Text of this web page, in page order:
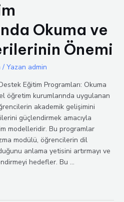
Okuma ve
Önemi
/ Yazan admin
Eğitim Programları: Okuma
öğretim kurumlarında uygulanan
akademik gelişimini
güçlendirmek amacıyla
modelleridir. Bu programlar
modülü, öğrencilerin dil
anlama yetisini artırmayı ve
hedefler. Bu …